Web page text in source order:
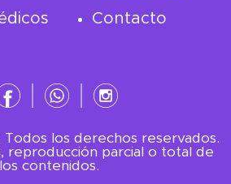
Contacto
los derechos reservados.
reproducción parcial o total de
los contenidos.